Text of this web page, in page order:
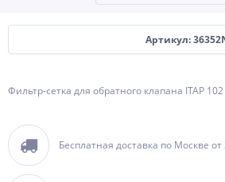
Артикул:
Фильтр-сетка для обратного клапана ITAP
Бесплатная доставка по Москве от